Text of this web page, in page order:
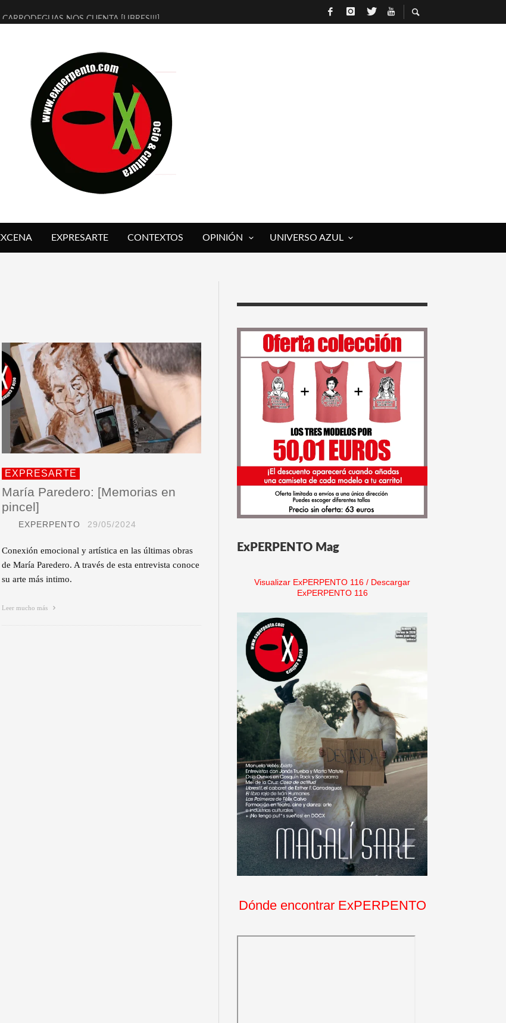
CARRODEGUAS NOS CUENTA [LIBRES!!!]
JONDA] DE JUAN GUERRERO ZAMORA
LA ESCUELA DEL DIRECTOR TEATRAL CLAUDIO TOLCACHIR
ES NADA) DE LA KATARSIS DEL TOMATAZO
JUDÍAS EN #EXVITA
REINVENTAN [BITÁCORA 3.0] EN EXVITA
FLASH PRESENTA EN EXVITA [RELATIVA SENCILLEZ]
EN EXVITA INTERPRETANDO A SERRAT
EXPRESARTE CONTEXTOS OPINIÓN UNIVERSO AZUL
EXPRESARTE
María Paredero: [Memorias en
pincel]
EXPERPENTO 29/05/2024
Conexión emocional y artística en las últimas obras
de María Paredero. A través de esta entrevista conoce
su arte más intimo.
Leer mucho más
ExPERPENTO Mag
Visualizar ExPERPENTO 116 / Descargar
ExPERPENTO 116
Dónde encontrar ExPERPENTO